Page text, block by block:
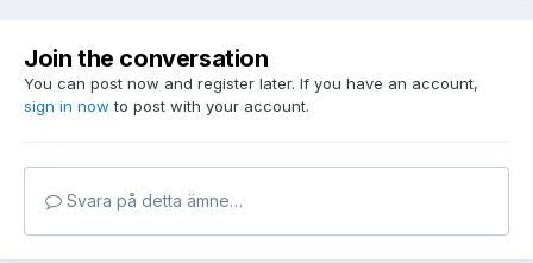
Join the conversation
You can post now and register later. If you have an account,
sign in now to post with your account.
Svara på detta ämne…